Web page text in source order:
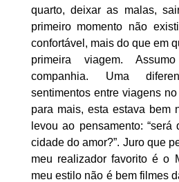
quarto, deixar as malas,
primeiro momento não
confortável, mais do que em
primeira viagem.
companhia. Uma
sentimentos entre viagens
para mais, esta estava bem
levou ao pensamento:
cidade do amor?”. Juro que
meu realizador favorito é o
meu estilo não é bem filmes